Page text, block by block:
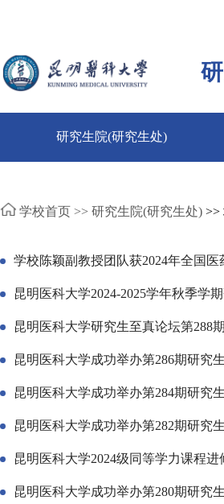
研究生院(研究生处)
学校首页 >> 研究生院(研究生处) >>
学校陈颖副教授团队获2024年全国
昆明医科大学2024-2025学年秋季学
昆明医科大学研究生至真论坛第288
昆明医科大学成功举办第286期研究
昆明医科大学成功举办第284期研究
昆明医科大学成功举办第282期研究
昆明医科大学2024级同等学力课程
昆明医科大学成功举办第280期研究